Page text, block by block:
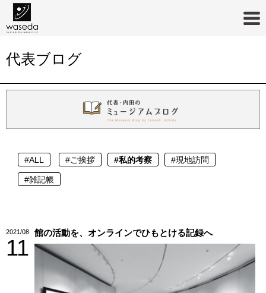
代表ブログ
#ALL #ご挨拶 #私的考察 #現地訪問
#雑記帳
2021/08
11
館の活動を、オンラインでひもとける記録へ